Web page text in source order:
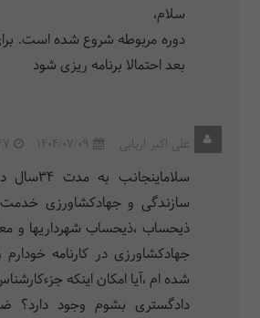
سلام،
بعد احتمالا برنامه ریزی شود
علی اکبر اربابی 1404/07/09
سازندگی و جهادکشاورزی خدمت
ذیحساب ،ذیحساب شهرداریها و
جهادکشاورزی در کارنامه
شده ام ،آیا امکان اینکه
دادگستری بشوم وجود دارد؟